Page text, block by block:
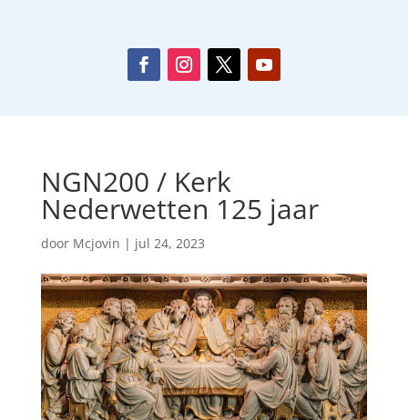
NGN200 / Kerk
Nederwetten 125 jaar
door Mcjovin | jul 24, 2023